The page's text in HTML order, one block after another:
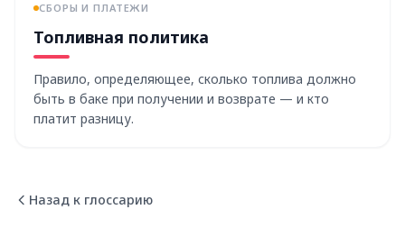
СБОРЫ И ПЛАТЕЖИ
Топливная политика
Правило, определяющее, сколько топлива должно
быть в баке при получении и возврате — и кто
платит разницу.
Назад к глоссарию